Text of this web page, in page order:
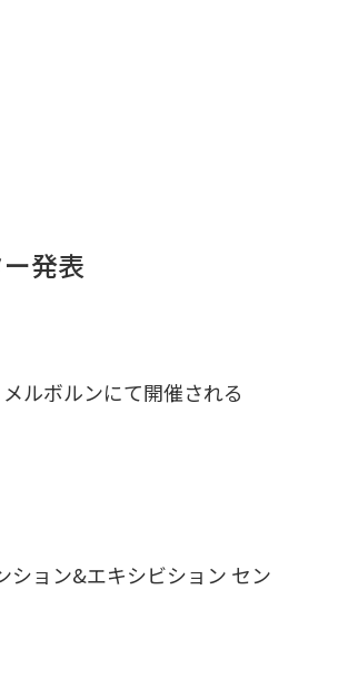
発表
ルボルンにて開催される
ョン&エキシビション セン